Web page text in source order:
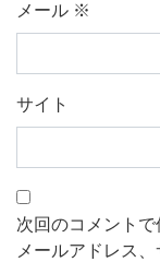
メール ※
サイト
次回のコメントで
メールアドレス、